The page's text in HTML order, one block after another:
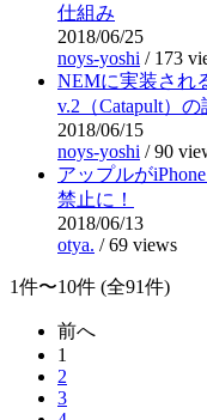
仕組み
2018/06/25
noys-yoshi / 173
NEMに実装され
v.2（Catapult）の
2018/06/15
noys-yoshi /90
アップルが
禁止に！
2018/06/13
otya. /69 views
1件〜10件 (全91件)
前へ
1
2
3